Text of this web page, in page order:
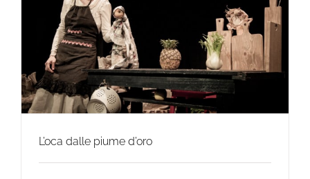
L’oca dalle piume d’oro